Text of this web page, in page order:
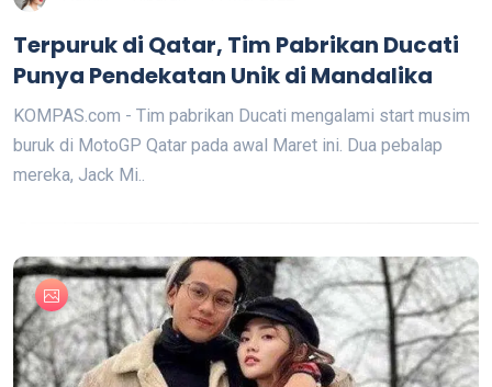
Terpuruk di Qatar, Tim Pabrikan Ducati
Punya Pendekatan Unik di Mandalika
KOMPAS.com - Tim pabrikan Ducati mengalami start musim
buruk di MotoGP Qatar pada awal Maret ini. Dua pebalap
mereka, Jack Mi..